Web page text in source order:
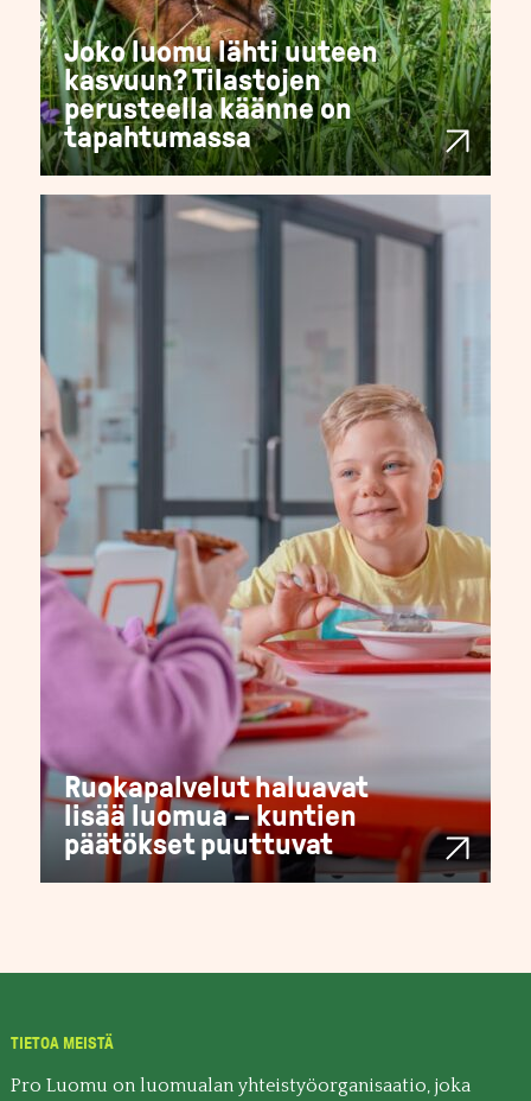
Joko luomu lähti uuteen
kasvuun? Tilastojen
perusteella käänne on
tapahtumassa
Ruokapalvelut haluavat
lisää luomua – kuntien
päätökset puuttuvat
TIETOA MEISTÄ
Pro Luomu on luomualan yhteistyöorganisaatio, joka